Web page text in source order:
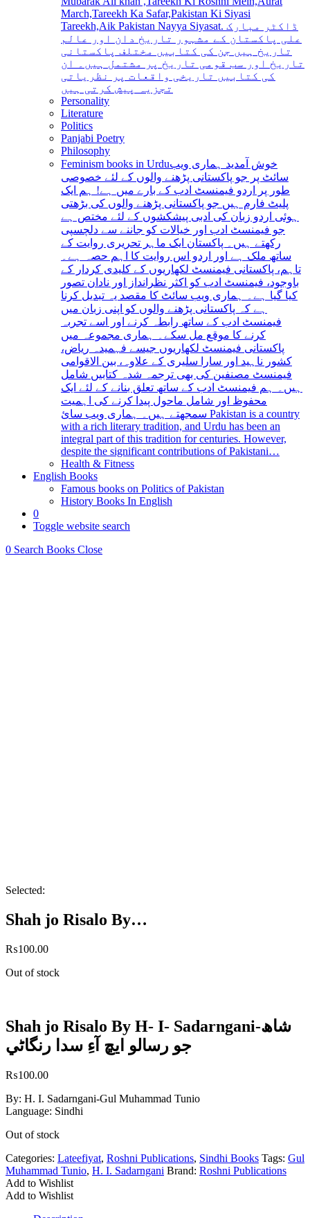
March,Tareekh Ka Safar,Pakistan Ki Siyasi
Tareekh,Aik Pakistan Nayya Siyasat. ڈاکٹر مبارک
علی پاکستان کے مشہور تاریخ دان اور عالم
تاریخ ہیں جن کی کتابیں مختلف پاکستانی
تاریخ اور سب قومی تاریخ پر مشتمل ہیں۔ ان
کی کتابیں تاریخی واقعات پر نظریاتی
تجزیہ پیش کرتی ہیں
Personality
Literature
Politics
Panjabi Poetry
Philosophy
Feminism books in Urduخوش آمدید ہماری ویب
سائٹ پر جو پاکستانی پڑھنے والوں کے لئے خصوصی
طور پر اردو فیمنسٹ ادب کے بارے میں ہے! ہم ایک
پلیٹ فارم ہیں جو پاکستانی پڑھنے والوں کی بڑھتی
ہوئی اردو زبان کی ادبی پیشکشوں کے لئے مختص ہے
جو فیمنسٹ ادب اور خیالات کو جاننے سے دلچسپی
رکھتے ہیں۔ پاکستان ایک ماہر تحریری روایت کے
ساتھ ملک ہے اور اردو اس روایت کا اہم حصہ ہے۔
تاہم، پاکستانی فیمنسٹ لکھاریوں کے کلیدی کردار کے
باوجود، فیمنسٹ ادب کو اکثر نظرانداز اور نادان تصور
کیا گیا ہے۔ ہماری ویب سائٹ کا مقصد یہ تبدیل کرنا
ہے کہ پاکستانی پڑھنے والوں کو اپنی زبان میں
فیمنسٹ ادب کے ساتھ رابطہ کرنے اور اسے تجربہ
کرنے کا موقع مل سکے۔ ہماری مجموعہ میں
پاکستانی فیمنسٹ لکھاریوں جیسے فہمیدہ ریاض،
کشور ناہید اور سارا سلیری کے علاوہ، بین الاقوامی
فیمنسٹ مصنفین کی بھی ترجمہ شدہ کتابیں شامل
ہیں۔ ہم فیمنسٹ ادب کے ساتھ تعلق بنانے کے لئے ایک
محفوظ اور شامل ماحول پیدا کرنے کی اہمیت
سمجھتے ہیں۔ ہماری ویب سائ Pakistan is a country
with a rich literary tradition, and Urdu has been an
integral part of this tradition for centuries. However,
despite the significant contributions of Pakistani…
Health & Fitness
English Books
Famous books on Politics of Pakistan
History Books In English
0
Toggle website search
0 Search Books Close
Selected:
Shah jo Risalo By…
₨100.00
Out of stock
Shah jo Risalo By H- I- Sadarngani-شاھ
جو رسالو ايڇ آءِ سدا رنگاڻي
₨100.00
By: H. I. Sadarngani-Gul Muhammad Tunio
Language: Sindhi
Out of stock
Categories: Lateefiyat, Roshni Publications, Sindhi Books Tags: Gul
Muhammad Tunio, H. I. Sadarngani Brand: Roshni Publications
Add to Wishlist
Add to Wishlist